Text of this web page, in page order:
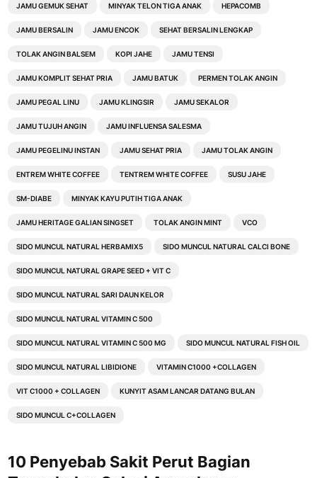
JAMU GEMUK SEHAT MINYAK TELON TIGA ANAK HEPACOMB
JAMU BERSALIN JAMU ENCOK SEHAT BERSALIN LENGKAP
TOLAK ANGIN BALSEM KOPI JAHE JAMU TENSI
JAMU KOMPLIT SEHAT PRIA JAMU BATUK PERMEN TOLAK ANGIN
JAMU PEGAL LINU JAMU KLINGSIR JAMU SEKALOR
JAMU TUJUH ANGIN JAMU INFLUENSA SALESMA
JAMU PEGELINU INSTAN JAMU SEHAT PRIA JAMU TOLAK ANGIN
ENTREM WHITE COFFEE TENTREM WHITE COFFEE SUSU JAHE
SM-DIABE MINYAK KAYU PUTIH TIGA ANAK
JAMU HERITAGE GALIAN SINGSET TOLAK ANGIN MINT VCO
SIDO MUNCUL NATURAL HERBAMIX5 SIDO MUNCUL NATURAL CALCI BONE
SIDO MUNCUL NATURAL GRAPE SEED + VIT C
SIDO MUNCUL NATURAL SARI DAUN KELOR
SIDO MUNCUL NATURAL VITAMIN C 500
SIDO MUNCUL NATURAL VITAMIN C 500 MG SIDO MUNCUL NATURAL FISH OIL
SIDO MUNCUL NATURAL LIBIDIONE VITAMIN C1000 +COLLAGEN
VIT C1000 + COLLAGEN KUNYIT ASAM LANCAR DATANG BULAN
SIDO MUNCUL C+COLLAGEN
10 Penyebab Sakit Perut Bagian